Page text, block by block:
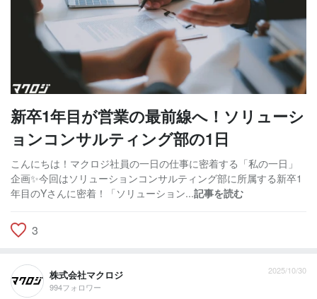
新卒1年目が営業の最前線へ！ソリューシ
ョンコンサルティング部の1日
こんにちは！マクロジ社員の一日の仕事に密着する「私の一日」
企画✨今回はソリューションコンサルティング部に所属する新卒1
年目のYさんに密着！「ソリューション...記事を読む
3
株式会社マクロジ
994フォロワー
2025/10/30